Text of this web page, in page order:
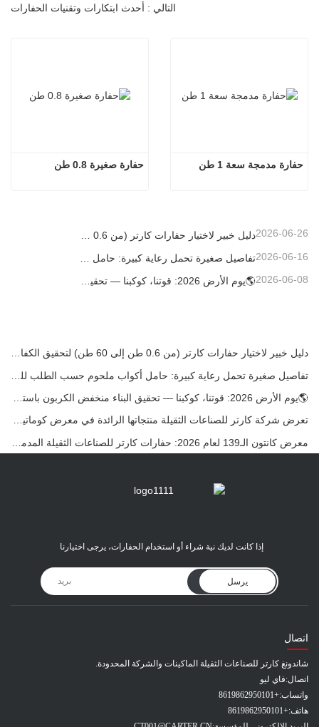
التالي : أحدث ابتكارات وتقنيات الحفارات
حفارة صغيرة 0.8 طن حفارة مدمجة سعة 1 طن
2026-06-26
2026-06-16
2026-06-08
دليل خبير لاختيار حفارات كارتر (من 0.6 طن إلى 60 طن) لتحقيق الكفاءة المثلى في موقع العمل
تعرض شركة كارتر للصناعات الثقيلة منتجاتها الرائدة في معرض كوماتيك الدولي 2026 في تركيا.
إذا كانت لديك نية شراء أو استخدام الحفارات، يرجى اختيارنا
يرسل
اتصال
شاندونغ كارتر للصناعات الثقيلة الماكينات والشركة المحدودة.
اتصال:فاي ليو
واتساب:+8619862950101
هاتف:+8619862950101